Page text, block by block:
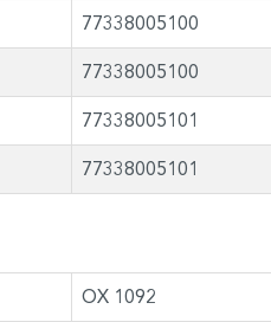
77338005100
77338005100
77338005101
77338005101
OX 1092